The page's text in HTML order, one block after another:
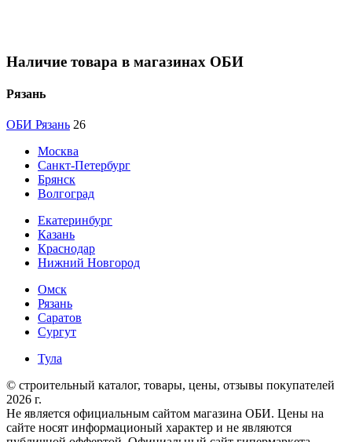
Наличие товара в магазинах ОБИ
Рязань
ОБИ Рязань 26
Москва
Санкт-Петербург
Брянск
Волгоград
Екатеринбург
Казань
Краснодар
Нижний Новгород
Омск
Рязань
Саратов
Сургут
Тула
© строительный каталог, товары, цены, отзывы покупателей
2026 г.
Не является официальным сайтом магазина ОБИ. Цены на
сайте носят информационый характер и не являются